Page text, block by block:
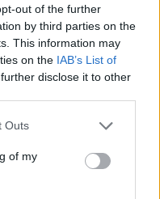
out of the further
by third parties on the
This information may
on the IAB’s List of
disclose it to other
one or more Google
You may click to
its third-party tags to
in below Google
Outs
of my
Κυψέλη: Οι
της συζύγου του
στίγμα του
και τα
«Δεκαπέντε
και αγάπη»
στον Έλληνα
που έπεσε στην